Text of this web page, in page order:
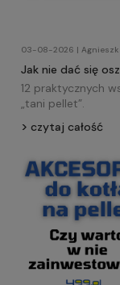
03-08-2026 |
Jak nie dać się
wskazówek!
12 praktycznych
„tani pellet”.
czytaj całość